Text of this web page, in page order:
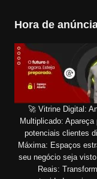
Hora de
🚀 Vitrine Digital:
Multiplicado:
potenciais clientes
Máxima: Espaços
seu negócio seja
Reais: